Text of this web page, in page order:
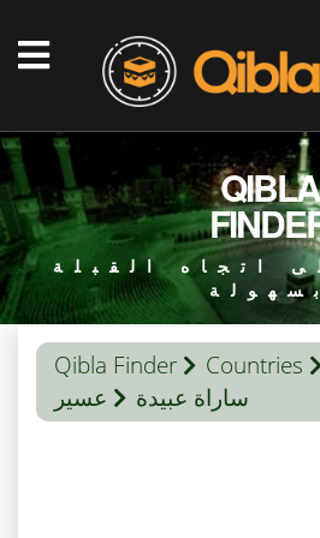
QIBLA
اتجاه القبلة
Qibla Finder Countries
عسير
ساراة عبيدة